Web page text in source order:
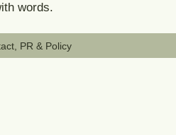
words.
PR & Policy